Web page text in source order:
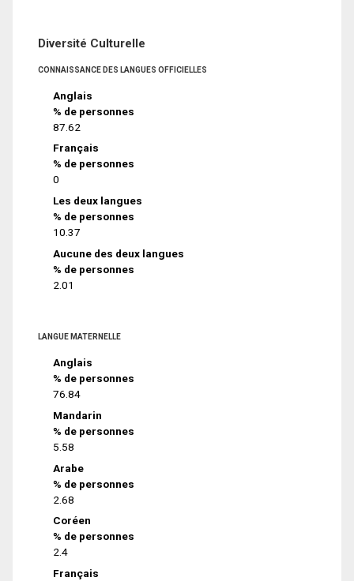
Diversité Culturelle
CONNAISSANCE DES LANGUES OFFICIELLES
Anglais
% de personnes
87.62
Français
% de personnes
0
Les deux langues
% de personnes
10.37
Aucune des deux langues
% de personnes
2.01
LANGUE MATERNELLE
Anglais
% de personnes
76.84
Mandarin
% de personnes
5.58
Arabe
% de personnes
2.68
Coréen
% de personnes
2.4
Français